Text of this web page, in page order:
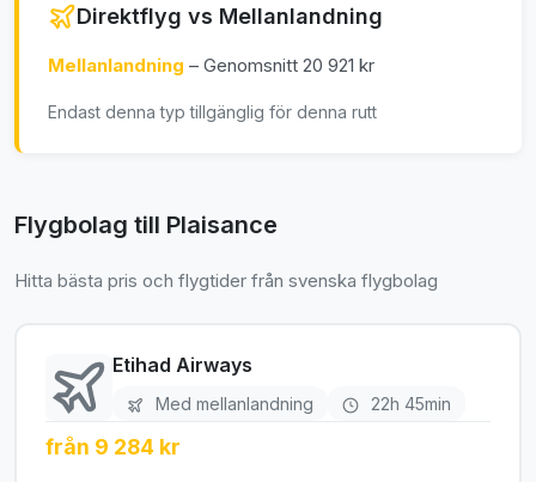
Direktflyg vs Mellanlandning
Mellanlandning – Genomsnitt 20 921 kr
Endast denna typ tillgänglig för denna rutt
Flygbolag till Plaisance
Hitta bästa pris och flygtider från svenska flygbolag
Etihad Airways
Med mellanlandning 22h 45min
från 9 284 kr